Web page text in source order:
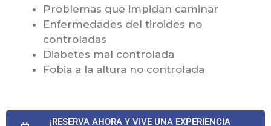
Problemas que impidan caminar
Enfermedades del tiroides no
controladas
Diabetes mal controlada
Fobia a la altura no controlada
¡RESERVA AHORA Y VIVE UNA EXPERIENCIA